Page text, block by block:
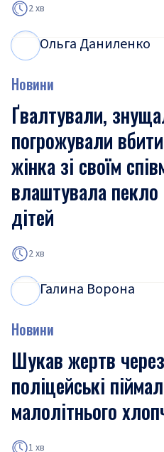
2 хв
Ольга Даниленко
Новини
Ґвалтували,
погрожували
жінка зі своїм
влаштувала
дітей
2 хв
Галина Ворона
Новини
Шукав жертв
поліцейські
малолітнього
1 хв